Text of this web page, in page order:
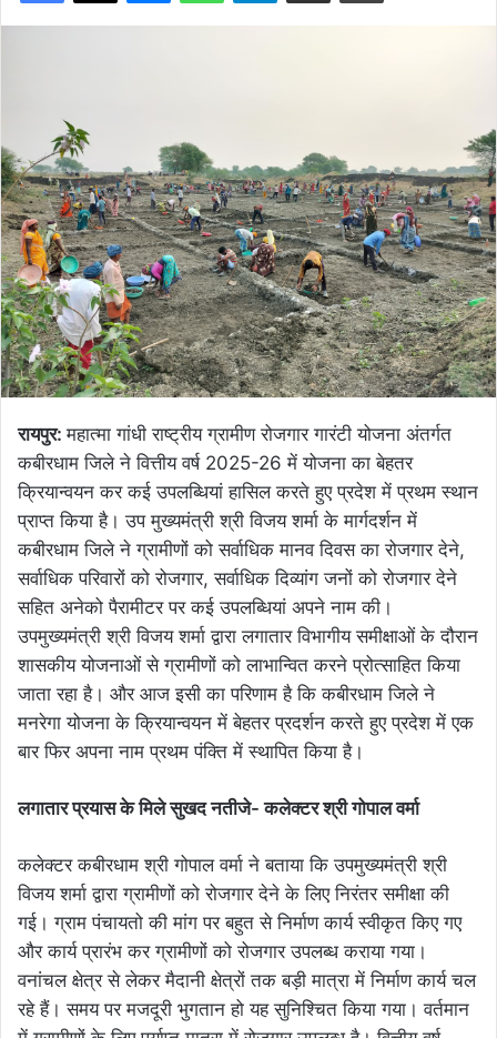
रायपुर:महात्मा गांधी राष्ट्रीय ग्रामीण रोजगार गारंटी योजना अंतर्गत
कबीरधाम जिले ने वित्तीय वर्ष 2025-26 में योजना का बेहतर
क्रियान्वयन कर कई उपलब्धियां हासिल करते हुए प्रदेश में प्रथम स्थान
प्राप्त किया है। उप मुख्यमंत्री श्री विजय शर्मा के मार्गदर्शन में
कबीरधाम जिले ने ग्रामीणों को सर्वाधिक मानव दिवस का रोजगार देने,
सर्वाधिक परिवारों को रोजगार, सर्वाधिक दिव्यांग जनों को रोजगार देने
सहित अनेको पैरामीटर पर कई उपलब्धियां अपने नाम की।
उपमुख्यमंत्री श्री विजय शर्मा द्वारा लगातार विभागीय समीक्षाओं के दौरान
शासकीय योजनाओं से ग्रामीणों को लाभान्वित करने प्रोत्साहित किया
जाता रहा है। और आज इसी का परिणाम है कि कबीरधाम जिले ने
मनरेगा योजना के क्रियान्वयन में बेहतर प्रदर्शन करते हुए प्रदेश में एक
बार फिर अपना नाम प्रथम पंक्ति में स्थापित किया है।
लगातार प्रयास के मिले सुखद नतीजे- कलेक्टर श्री गोपाल वर्मा
कलेक्टर कबीरधाम श्री गोपाल वर्मा ने बताया कि उपमुख्यमंत्री श्री
विजय शर्मा द्वारा ग्रामीणों को रोजगार देने के लिए निरंतर समीक्षा की
गई। ग्राम पंचायतो की मांग पर बहुत से निर्माण कार्य स्वीकृत किए गए
और कार्य प्रारंभ कर ग्रामीणों को रोजगार उपलब्ध कराया गया।
वनांचल क्षेत्र से लेकर मैदानी क्षेत्रों तक बड़ी मात्रा में निर्माण कार्य चल
रहे हैं। समय पर मजदूरी भुगतान हो यह सुनिश्चित किया गया। वर्तमान